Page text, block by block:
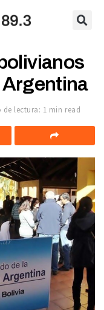
Argentina
de lectura: 1 min read